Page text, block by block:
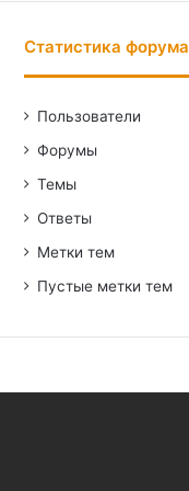
Статистика форума
Пользователи
Форумы
Темы
Ответы
Метки тем
Пустые метки тем